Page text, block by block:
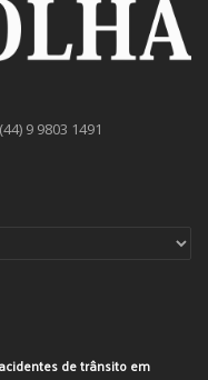
9 9803 1491
de trânsito em